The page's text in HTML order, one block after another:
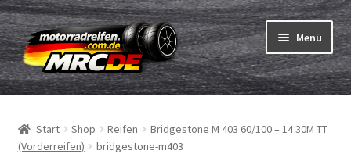
Zur
Navigation
springen
Zum
Inhalt
springen
Menü
Reifen
Schläuche
Start Shop Reifen
Bridgestone M 403 60/100 – 14 30M TT
(Vorderreifen)
bridgestone-m403